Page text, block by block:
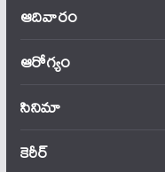
ఆదివారం
ఆరోగ్యం
సినిమా
కెరీర్